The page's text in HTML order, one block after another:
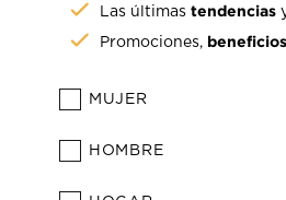
Las últimastendencias
Promociones, beneficios
MUJER
HOMBRE